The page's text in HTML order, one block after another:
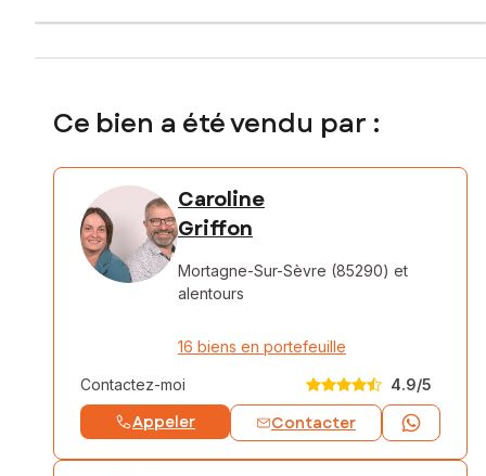
Ce bien a été vendu par :
Caroline
Griffon
Mortagne-Sur-Sèvre (85290) et
alentours
16 biens en portefeuille
Contactez-moi 4.9/5
Appeler Contacter